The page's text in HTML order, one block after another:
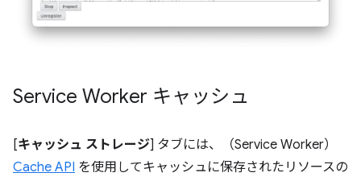
Service Worker キャッシュ
[キャッシュ ストレージ] タブには、（Service Worker）
Cache API を使用してキャッシュに保存されたリソースの